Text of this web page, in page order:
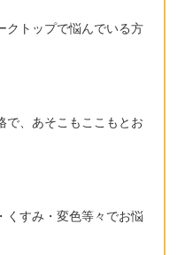
クトップで悩んでいる方
で、あそこもここもとお
くすみ・変色等々でお悩